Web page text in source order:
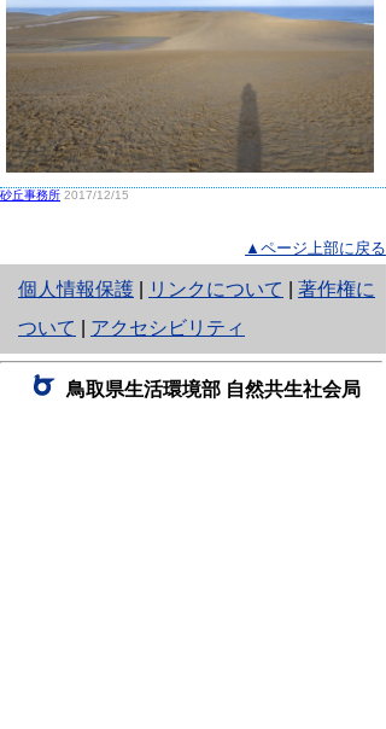
砂丘事務所 2017/12/15
▲ページ上部に戻る
個人情報保護
と
り
ネ
ッ
リンクについて
著作権に
ついて
アクセシビリティ
鳥取県生活環境部 自然共生社会局